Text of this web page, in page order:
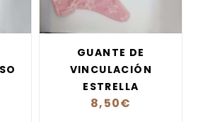
GUANTE DE
VINCULACIÓN
ESTRELLA
8,50€